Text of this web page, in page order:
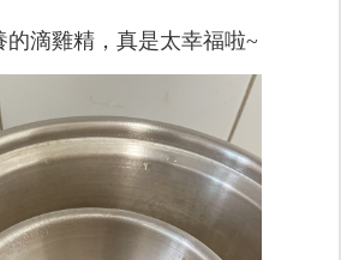
的滴雞精，真是太幸福啦~